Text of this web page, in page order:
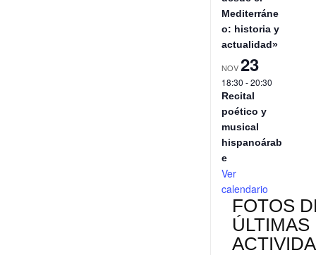
Mediterráne
o: historia y
actualidad»
NOV 23
18:30 -20:30
Recital
poético y
musical
hispanoárab
e
Ver
calendario
FOTOS
ÚLTIMAS